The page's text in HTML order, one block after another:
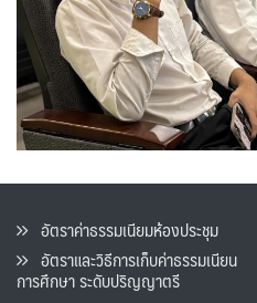
อัตราค่าธรรมเนียมห้องประชุม
อัตราและวิธีการเก็บค่าธรรมเนียน
การศึกษา ระดับปริญญาตรี